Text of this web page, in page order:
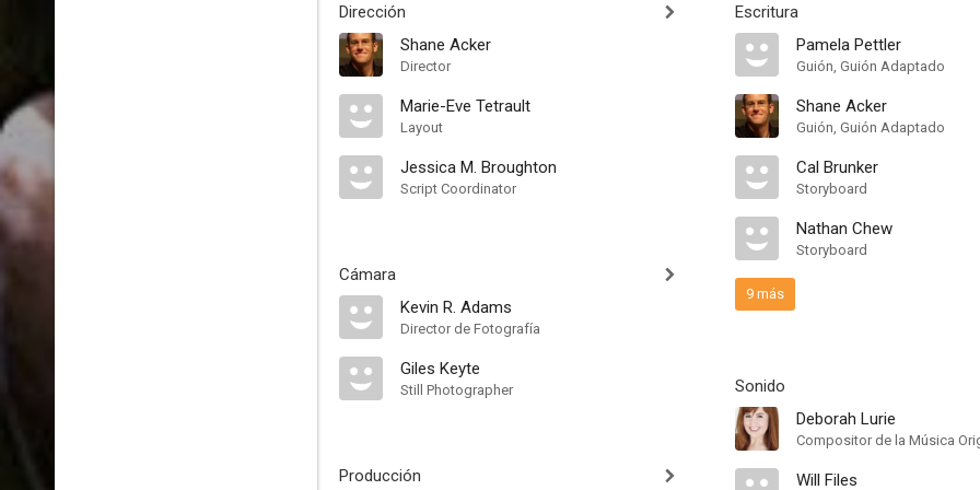
Dirección
Shane Acker
Director
Marie-Eve Tetrault
Layout
Jessica M. Broughton
Script Coordinator
Cámara
Kevin R. Adams
Director de Fotografía
Giles Keyte
Still Photographer
Producción
Escritura
Pamela Pettler
Guión, Guión Adaptado
Shane Acker
Guión, Guión Adaptado
Cal Brunker
Storyboard
Nathan Chew
Storyboard
9 más
Sonido
Deborah Lurie
Compositor de la Música
Will Files